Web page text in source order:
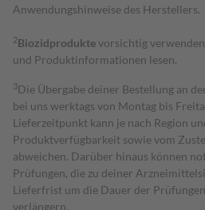
Anwendungshinweise des Herstellers.
2Biozidproduktevorsichtig
und Produktinformationen lesen.
3Die Übergabe deiner Bestellung an
bei uns werktags von Montag bis
Lieferzeitpunkt kann je nach Region
Produktverfügbarkeit sowie vom
abweichen. Darüber hinaus können
Prüfungen, die zu deiner
Lieferfrist um die Dauer der
verlängern.